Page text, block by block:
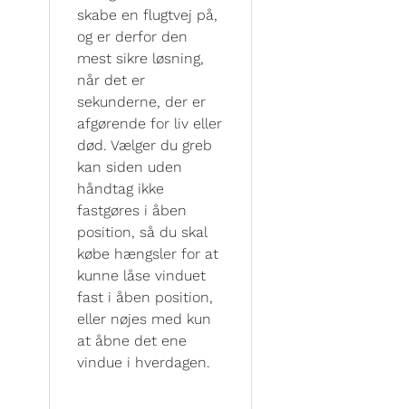
skabe en flugtvej på,
og er derfor den
mest sikre løsning,
når det er
sekunderne, der er
afgørende for liv eller
død. Vælger du greb
kan siden uden
håndtag ikke
fastgøres i åben
position, så du skal
købe hængsler for at
kunne låse vinduet
fast i åben position,
eller nøjes med kun
at åbne det ene
vindue i hverdagen.